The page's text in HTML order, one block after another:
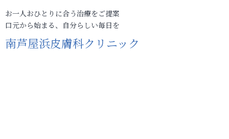
お一人おひとりに合う治療をご提案
口元から始まる、自分らしい毎日を
南芦屋浜皮膚科クリニック